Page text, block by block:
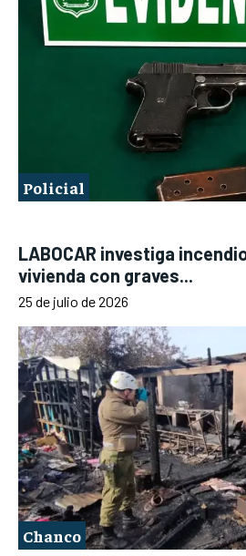
Policial
LABOCAR investiga
vivienda con graves...
25 de julio de 2026
Chanco